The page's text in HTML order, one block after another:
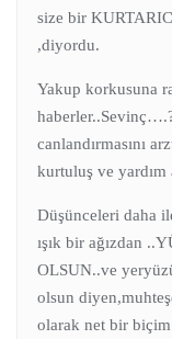
size bir
,diyordu.
Yakup korkusuna
canlandırmasını
kurtuluş ve
Düşünceleri daha
ışık bir ağızdan
OLSUN..ve
olsun
olarak net bir biçim